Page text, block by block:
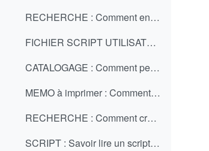
RECHERCHE : Comment enregistrer une commande avec validation ? (PPS)
FICHIER SCRIPT UTILISATEUR : Où et Comment installer le fichier de scripts-utilisateurs ? (PPS)
CATALOGAGE : Comment personnaliser un modèle de notice ? (PPS)
MEMO à imprimer : Comment personnaliser un modèle de notice ? (PDF)
RECHERCHE : Comment créer un script de commande de recherche sans validation ? (PPS)
SCRIPT : Savoir lire un script en édition dans WinIBW ? (PPS)